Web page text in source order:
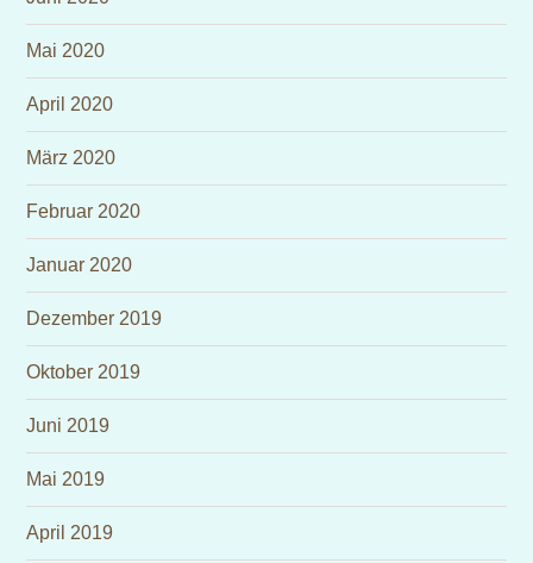
Mai 2020
April 2020
März 2020
Februar 2020
Januar 2020
Dezember 2019
Oktober 2019
Juni 2019
Mai 2019
April 2019